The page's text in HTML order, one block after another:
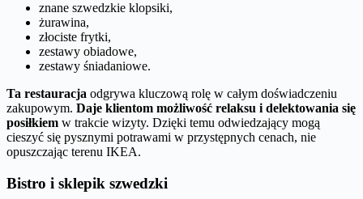
znane szwedzkie klopsiki,
żurawina,
złociste frytki,
zestawy obiadowe,
zestawy śniadaniowe.
Ta restauracja odgrywa kluczową rolę w całym doświadczeniu
zakupowym. Daje klientom możliwość relaksu i delektowania się
posiłkiem w trakcie wizyty. Dzięki temu odwiedzający mogą
cieszyć się pysznymi potrawami w przystępnych cenach, nie
opuszczając terenu IKEA.
Bistro i sklepik szwedzki